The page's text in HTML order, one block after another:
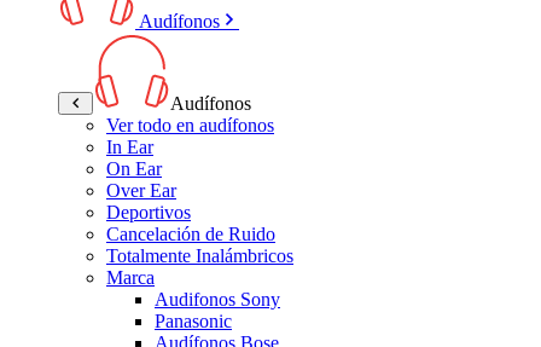
Audífonos
Audífonos
Ver todo en audífonos
In Ear
On Ear
Over Ear
Deportivos
Cancelación de Ruido
Totalmente Inalámbricos
Marca
Audifonos Sony
Panasonic
Audífonos Bose